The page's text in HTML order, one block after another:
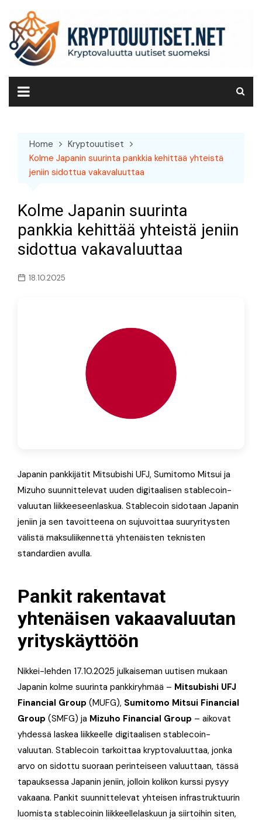
content
Home
Kryptouutiset
Kolme Japanin suurinta pankkia kehittää yhteistä
jeniin sidottua vakavaluuttaa
Kolme Japanin suurinta
pankkia kehittää yhteistä jeniin
sidottua vakavaluuttaa
18.10.2025
Japanin pankkijätit Mitsubishi UFJ, Sumitomo Mitsui ja
Mizuho suunnittelevat uuden digitaalisen stablecoin-
valuutan liikkeeseenlaskua. Stablecoin sidotaan Japanin
jeniin ja sen tavoitteena on sujuvoittaa suuryritysten
välistä maksuliikennettä yhtenäisten teknisten
standardien avulla.
Pankit rakentavat
yhtenäisen vakaavaluutan
yrityskäyttöön
Nikkei-lehden 17.10.2025 julkaiseman uutisen mukaan
Japanin kolme suurinta pankkiryhmää – Mitsubishi UFJ
Financial Group (MUFG), Sumitomo Mitsui Financial
Group (SMFG) ja Mizuho Financial Group – aikovat
yhdessä laskea liikkeelle digitaalisen stablecoin-
valuutan. Stablecoin tarkoittaa kryptovaluuttaa, jonka
arvo on sidottu suoraan perinteiseen valuuttaan, tässä
tapauksessa Japanin jeniin, jolloin kolikon kurssi pysyy
vakaana. Pankit suunnittelevat yhteisen infrastruktuurin
luomista stablecoinin liikkeellelaskuun ja siirtoihin siten,